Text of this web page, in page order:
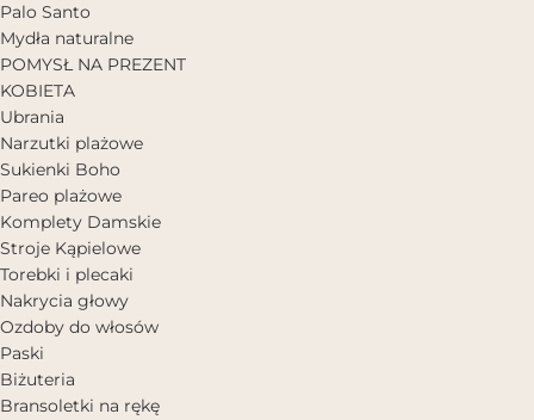
Palo Santo
Mydła naturalne
POMYSŁ NA PREZENT
KOBIETA
Ubrania
Narzutki plażowe
Sukienki Boho
Pareo plażowe
Komplety Damskie
Stroje Kąpielowe
Torebki i plecaki
Nakrycia głowy
Ozdoby do włosów
Paski
Biżuteria
Bransoletki na rękę